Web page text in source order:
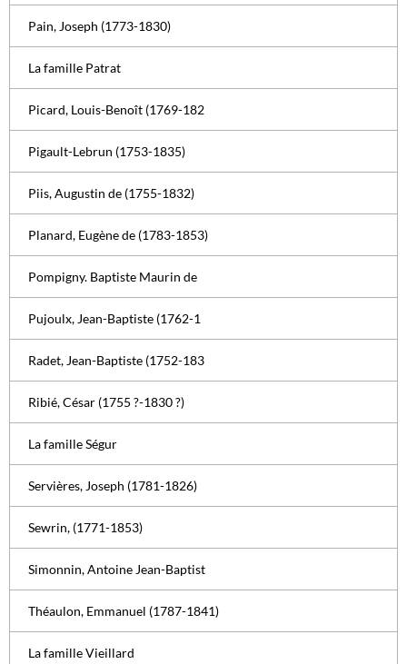
Pain, Joseph (1773-1830)
La famille Patrat
Picard, Louis-Benoît (1769-182
Pigault-Lebrun (1753-1835)
Piis, Augustin de (1755-1832)
Planard, Eugène de (1783-1853)
Pompigny. Baptiste Maurin de
Pujoulx, Jean-Baptiste (1762-1
Radet, Jean-Baptiste (1752-183
Ribié, César (1755 ?-1830 ?)
La famille Ségur
Servières, Joseph (1781-1826)
Sewrin, (1771-1853)
Simonnin, Antoine Jean-Baptist
Théaulon, Emmanuel (1787-1841)
La famille Vieillard